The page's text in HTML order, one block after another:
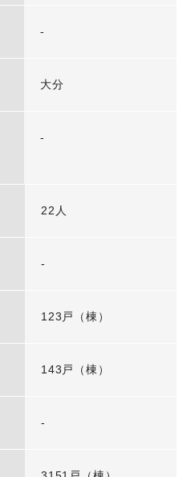
-
大分
-
22人
-
123戸（棟）
143戸（棟）
-